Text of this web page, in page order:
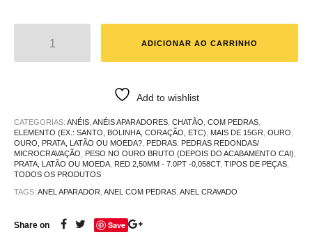
ADICIONAR AO CARRINHO
Add to wishlist
CATEGORIAS:ANÉIS ,ANÉIS APARADORES ,CHATÃO ,COM PEDRAS
ELEMENTO (EX.: SANTO, BOLINHA, CORAÇÃO, ETC)
MAIS DE 15GR ,OURO
OURO, PRATA, LATÃO OU MOEDA?
PEDRAS
PEDRAS REDONDAS/
MICROCRAVAÇÃO
PESO NO OURO BRUTO (DEPOIS DO ACABAMENTO CAI)
PRATA, LATÃO OU MOEDA
RED 2,50MM - 7.0PT -0,058CT,TIPOS DE PEÇAS
TODOS OS PRODUTOS
TAGS:ANEL APARADOR ,ANEL COM PEDRAS ,ANEL CRAVADO
Share on Save